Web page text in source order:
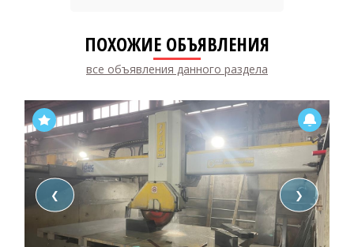
ПОХОЖИЕ ОБЪЯВЛЕНИЯ
все объявления данного раздела
❮ ❯